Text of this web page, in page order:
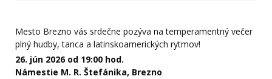
Mesto Brezno vás srdečne pozýva na temperamentný večer
plný hudby, tanca a latinskoamerických rytmov!
26. jún 2026 od 19:00 hod.
Námestie M. R. Štefánika, Brezno